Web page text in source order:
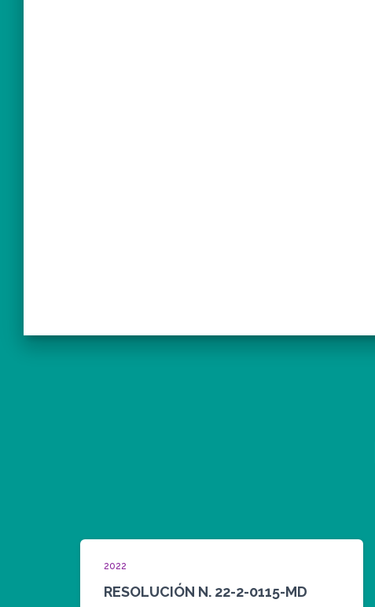
2022
RESOLUCIÓN N. 22-2-0115-MD